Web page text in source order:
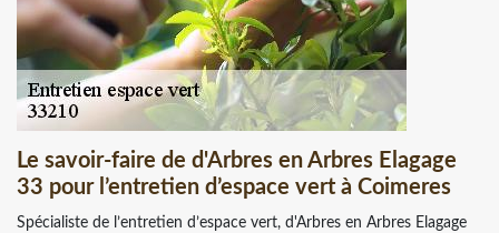
Le savoir-faire de d'Arbres en Arbres Elagage
33 pour l’entretien d’espace vert à Coimeres
Spécialiste de l’entretien d’espace vert, d'Arbres en Arbres Elagage